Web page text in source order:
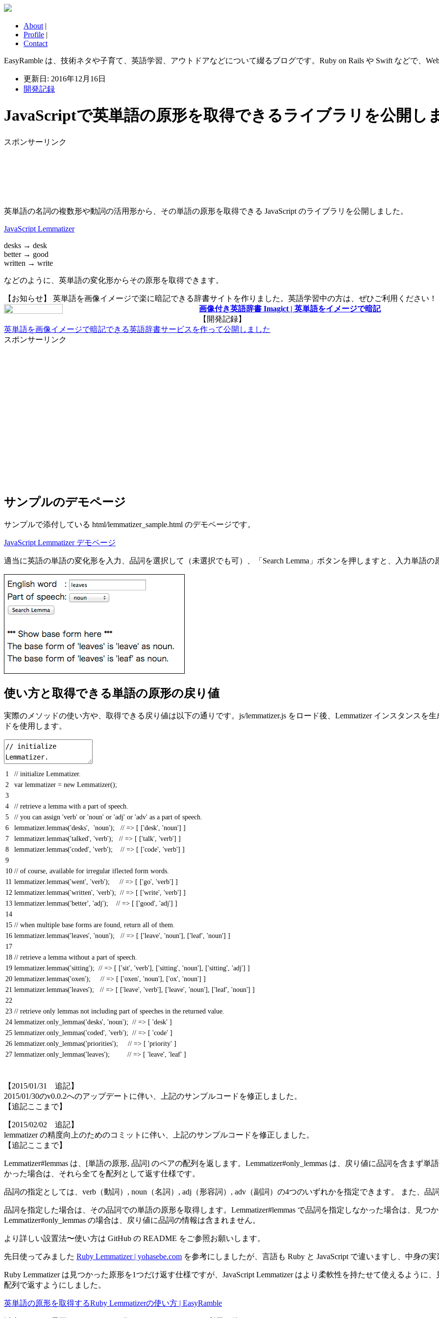
About |
Profile |
Contact
EasyRamble は、技術ネタや子育て、英語学習、アウトドアなどについて綴るブログです。Ruby on Rails や Swift などで、
更新日: 2016年12月16日
開発記録
JavaScriptで英単語の原形を取得できるライブラリを公開し
スポンサーリンク
英単語の名詞の複数形や動詞の活用形から、その単語の原形を取得できる JavaScript のライブラリを公開しました。
JavaScript Lemmatizer
desks → desk
better → good
written → write
などのように、英単語の変化形からその原形を取得できます。
【お知らせ】 英単語を画像イメージで楽に暗記できる辞書サイトを作りました。英語学習中の方は、ぜひご利用ください！
画像付き英語辞書 Imagict | 英単語をイメージで暗記
【開発記録】
英単語を画像イメージで暗記できる英語辞書サービスを作って公開しました
スポンサーリンク
サンプルのデモページ
サンプルで添付している html/lemmatizer_sample.html のデモページです。
JavaScript Lemmatizer デモページ
適当に英語の単語の変化形を入力、品詞を選択して（未選択でも可）、「Search Lemma」ボタンを押しますと、入力単語の
使い方と取得できる単語の原形の戻り値
実際のメソッドの使い方や、取得できる戻り値は以下の通りです。js/lemmatizer.js をロード後、Lemmatizer インスタンスを生
ドを使用します。
1
2
3
4
5
6
7
8
9
10
11
12
13
14
15
16
17
18
19
20
21
22
23
24
25
26
27
// initialize Lemmatizer.
var lemmatizer = new Lemmatizer();
// retrieve a lemma with a part of speech.
// you can assign 'verb' or 'noun' or 'adj' or 'adv' as a part of speech.
lemmatizer. lemmas('desks' 'noun');
// => [ ['desk', 'noun'] ]
lemmatizer. lemmas('talked' 'verb');
// => [ ['talk', 'verb'] ]
lemmatizer. lemmas('coded' 'verb'); // => [ ['code', 'verb'] ]
// of course, available for irregular iflected form words.
lemmatizer. lemmas('went' 'verb');
// => [ ['go', 'verb'] ]
lemmatizer. lemmas('written' 'verb'); // => [ ['write', 'verb'] ]
lemmatizer. lemmas('better' 'adj'); // => [ ['good', 'adj'] ]
// when multiple base forms are found, return all of them.
lemmatizer. lemmas('leaves' 'noun'); // => [ ['leave', 'noun'], ['leaf', 'noun'] ]
// retrieve a lemma without a part of speech.
lemmatizer. lemmas('sitting'); // => [ ['sit', 'verb'], ['sitting', 'noun'], ['sitting', 'adj'] ]
lemmatizer. lemmas('oxen');
// => [ ['oxen', 'noun'], ['ox', 'noun'] ]
lemmatizer. lemmas('leaves'); // => [ ['leave', 'verb'], ['leave', 'noun'], ['leaf', 'noun'] ]
// retrieve only lemmas not including part of speeches in the returned value.
lemmatizer. only_lemmas('desks' 'noun'); // => [ 'desk' ]
lemmatizer. only_lemmas('coded' 'verb'); // => [ 'code' ]
lemmatizer. only_lemmas('priorities');
// => [ 'priority' ]
lemmatizer. only_lemmas('leaves'); // => [ 'leave', 'leaf' ]
【2015/01/31 追記】
2015/01/30のv0.0.2へのアップデートに伴い、上記のサンプルコードを修正しました。
【追記ここまで】
【2015/02/02 追記】
lemmatizer の精度向上のためのコミットに伴い、上記のサンプルコードを修正しました。
【追記ここまで】
Lemmatizer#lemmas は、[単語の原形, 品詞] のペアの配列を返します。Lemmatizer#only_lemmas は、戻り値に品詞を含まず
かった場合は、それら全てを配列として返す仕様です。
品詞の指定としては、verb（動詞）, noun（名詞）, adj（形容詞）, adv（副詞）の4つのいずれかを指定できます。 また、品
品詞を指定した場合は、その品詞での単語の原形を取得します。Lemmatizer#lemmas で品詞を指定しなかった場合は、見つ
Lemmatizer#only_lemmas の場合は、戻り値に品詞の情報は含まれません。
より詳しい設置法〜使い方は GitHub の README をご参照お願いします。
先日使ってみました Ruby Lemmatizer | yohasebe.com を参考にしましたが、言語も Ruby と JavaScript で違いますし、中身の
Ruby Lemmatizer は見つかった原形を1つだけ返す仕様ですが、JavaScript Lemmatizer はより柔軟性を持たせて使えるよう
配列で返すようにしました。
英単語の原形を取得するRuby Lemmatizerの使い方 | EasyRamble